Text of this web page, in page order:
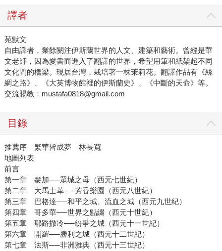
譯者
苑默文
自由譯者，業餘關注伊斯蘭世界的人文、建築和藝術。曾經是華
文老師，因為愛書而進入了翻譯的世界，希望用筆和紙架起不同
文化間的橋梁。現居台灣，栽培著一株茉莉花。翻譯作品有《絲
綢之路》、《大英博物館裡的伊斯蘭史》、《中斷的天命》等。
交流賜教：mustafa0818@gmail.com
目錄
推薦序 繁華皆成夢 林長寬
地圖列表
前言
第一章 麥加──眾城之母（西元七世紀）
第二章 大馬士革──芳香樂園（西元八世紀）
第三章 巴格達──和平之城、流血之城（西元九世紀）
第四章 哥多華──世界之點綴（西元十世紀）
第五章 耶路撒冷──紛爭之城（西元十一世紀）
第六章 開羅──勝利之城（西元十二世紀）
第七章 法斯──非洲雅典（西元十三世紀）